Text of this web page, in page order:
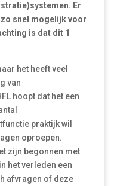
Er
snel mogelijk voor
is dat dit 1
het heeft veel
van
hoopt dat het een
praktijk wil
oproepen.
zijn begonnen met
het verleden een
afvragen of deze